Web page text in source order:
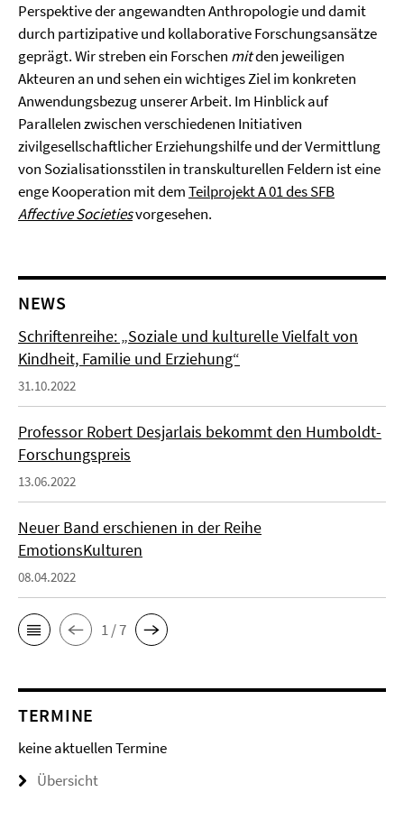
Perspektive der angewandten Anthropologie und damit
durch partizipative und kollaborative Forschungsansätze
geprägt. Wir streben ein Forschen mitden jeweiligen
Akteuren an und sehen ein wichtiges Ziel im konkreten
Anwendungsbezug unserer Arbeit. Im Hinblick auf
Parallelen zwischen verschiedenen Initiativen
zivilgesellschaftlicher Erziehungshilfe und der Vermittlung
von Sozialisationsstilen in transkulturellen Feldern ist eine
enge Kooperation mit demTeilprojekt A 01 des SFB
Affective Societiesvorgesehen.
NEWS
Schriftenreihe: „Soziale und kulturelle Vielfalt von
Kindheit, Familie und Erziehung“
31.10.2022
Professor Robert Desjarlais bekommt den Humboldt-
Forschungspreis
13.06.2022
Neuer Band erschienen in der Reihe
EmotionsKulturen
08.04.2022
1 / 7
TERMINE
keine aktuellen Termine
Übersicht